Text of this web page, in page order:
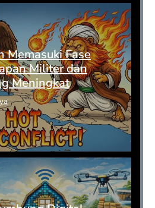
Memasuki Fase
Militer dan
Meningkat